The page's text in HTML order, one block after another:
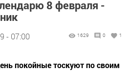
8 февраля -
- 07:00 1629 0 1
покойные тоскуют по своим